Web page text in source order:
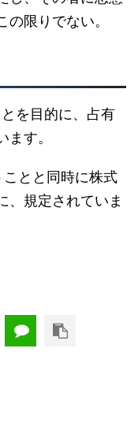
限りでない。
を目的に、占有
す。
とと同時に株式
、規定されていま